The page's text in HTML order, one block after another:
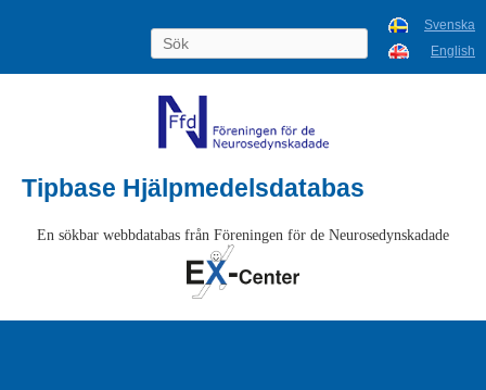
Svenska
English
Tipbase Hjälpmedelsdatabas
En sökbar webbdatabas från Föreningen för de Neurosedynskadade